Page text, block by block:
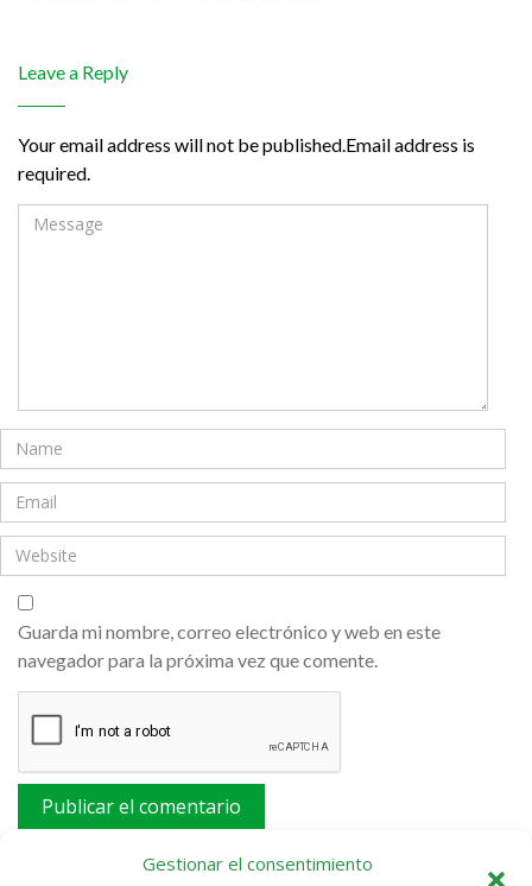
Gestionar el consentimiento
Leave a Reply
Your email address will not be published.Email address is
required.
Guarda mi nombre, correo electrónico y web en este
navegador para la próxima vez que comente.
Este sitio usa Akismet para reducir el spam.Aprende